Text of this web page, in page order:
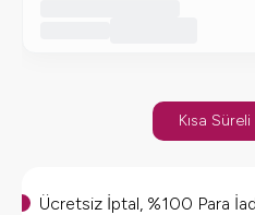
Kısa
Ücretsiz İptal, %100 Para